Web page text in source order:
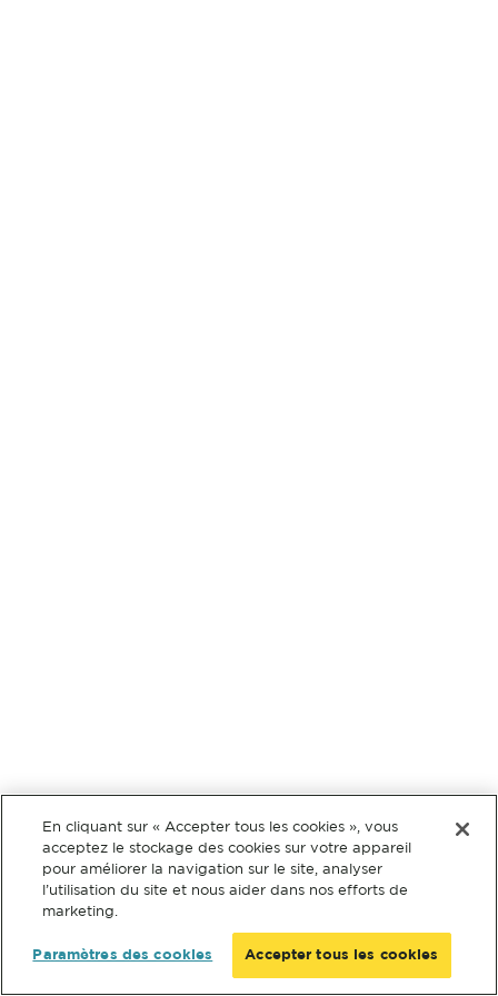
En cliquant sur « Accepter tous les cookies », vous
acceptez le stockage des cookies sur votre appareil
pour améliorer la navigation sur le site, analyser
l’utilisation du site et nous aider dans nos efforts de
marketing.
Paramètres des cookies Accepter tous les cookies